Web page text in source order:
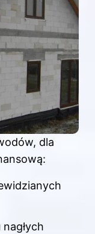
dla